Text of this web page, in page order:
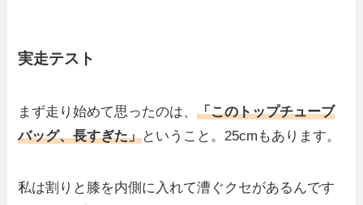
実走テスト
まず走り始めて思ったのは、「このトップチューブ
バッグ、長すぎた」ということ。25cmもあります。
私は割りと膝を内側に入れて漕ぐクセがあるんです